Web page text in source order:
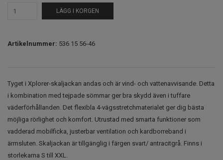
LÄGG I KORGEN
Artikelnummer: 536 15 56‑46
Tyget i Xplorer-skaljackan andas och är vind- och vattenavvisande. Detta
i kombination med tejpade sömmar ger bra skydd även i tuffare
väderförhållanden. Det flexibla 4-vägsstretchmaterialet ger dig bästa
möjliga rörlighet och komfort. Utrustad med smarta funktioner som
vadderad mobilficka, justerbar ventilation och kardborreband i
ärmsluten. Skaljackan är tillgänglig i färgen svart/ antracitgrå. Finns i
storlekarna S till XXL.